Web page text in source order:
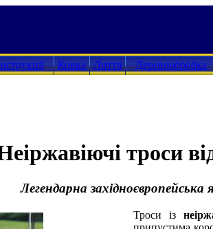
Ковка Лиття Деревообробка
троси
Легендарна західноєвропейська
Троси із